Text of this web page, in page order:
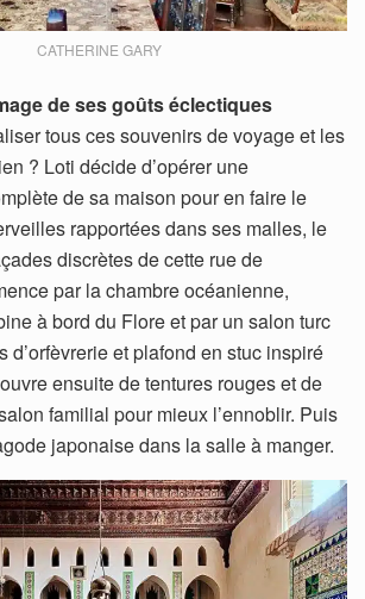
CATHERINE GARY
de ses goûts éclectiques
tous ces souvenirs de voyage et les
? Loti décide d’opérer une
de sa maison pour en faire le
rapportées dans ses malles, le
discrètes de cette rue de
par la chambre océanienne,
à bord du Flore et par un salon turc
d’orfèvrerie et plafond en stuc inspiré
ensuite de tentures rouges et de
familial pour mieux l’ennoblir. Puis
japonaise dans la salle à manger.